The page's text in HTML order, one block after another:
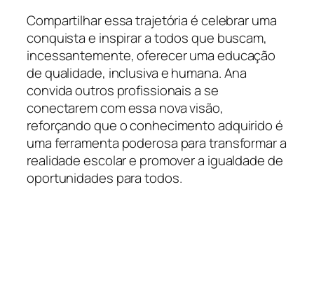
Compartilhar essa trajetória é celebrar uma
conquista e inspirar a todos que buscam,
incessantemente, oferecer uma educação
de qualidade, inclusiva e humana. Ana
convida outros profissionais a se
conectarem com essa nova visão,
reforçando que o conhecimento adquirido é
uma ferramenta poderosa para transformar a
realidade escolar e promover a igualdade de
oportunidades para todos.